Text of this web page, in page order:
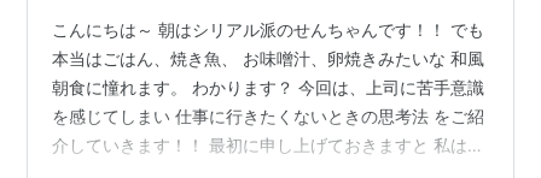
こんにちは～ 朝はシリアル派のせんちゃんです！！ でも
本当はごはん、焼き魚、 お味噌汁、卵焼きみたいな 和風
朝食に憧れます。 わかります？ 今回は、上司に苦手意識
を感じてしまい 仕事に行きたくないときの思考法 をご紹
介していきます！！ 最初に申し上げておきますと 私は心